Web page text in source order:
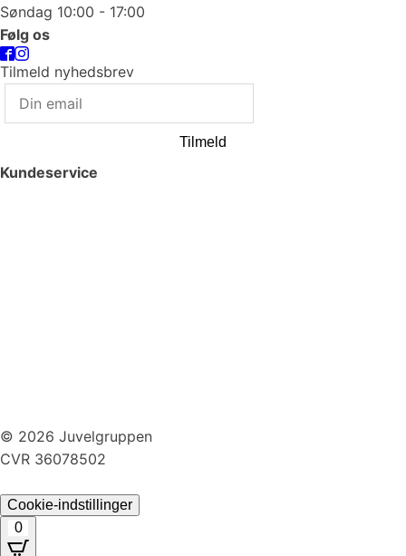
Søndag 10:00 - 17:00
Følg os
Tilmeld nyhedsbrev
Tilmeld
Kundeservice
© 2026 Juvelgruppen
CVR 36078502
Cookie-indstillinger
0